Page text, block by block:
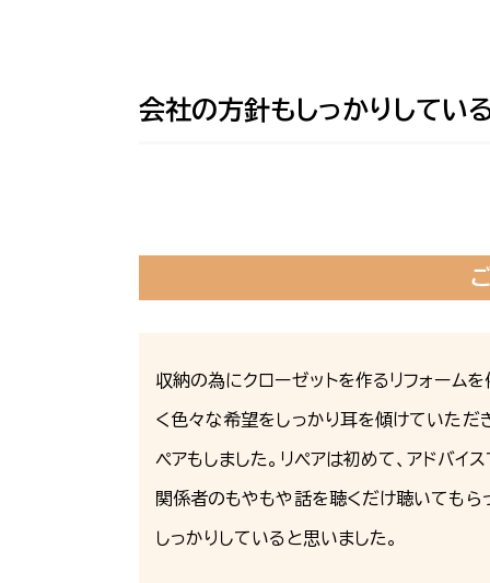
会社の方針もしっかりしてい
収納の為にクローゼットを作るリフォーム
く色々な希望をしっかり耳を傾けていただ
ペアもしました。リペアは初めて、アドバ
関係者のもやもや話を聴くだけ聴いてもら
しっかりしていると思いました。